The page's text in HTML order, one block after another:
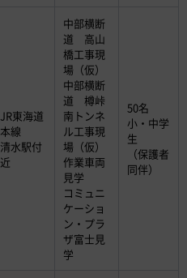
JR東海道
本線
清水駅付
近
中部横断
道 高山
橋工事現
場（仮）
中部横断
道 樽峠
南トンネ
ル工事現
場（仮）
作業車両
見学
コミュニ
ケーショ
ン・プラ
ザ富士見
学
50名
小・中学
生
（保護者
同伴）